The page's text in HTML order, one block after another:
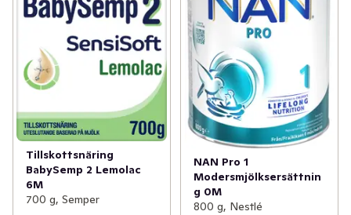
Tillskottsnäring
BabySemp 2 Lemolac
6M
700 g, Semper
NAN Pro 1
Modersmjölksersättnin
g 0M
800 g, Nestlé